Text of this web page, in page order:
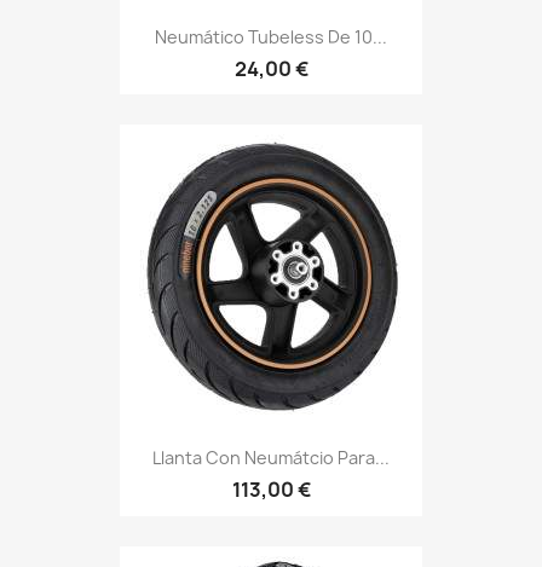
Neumático Tubeless De 10...
24,00 €
Llanta Con Neumátcio Para...
113,00 €